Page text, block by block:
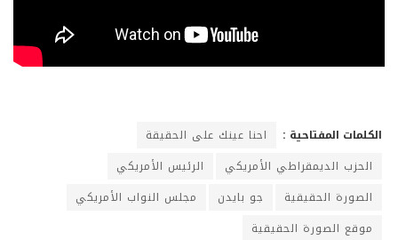
الكلمات المفتاحية :
احنا عينك على الحقيقة
الحزب الديمقراطي الأمريكي
الرئيس الأمريكي
الصورة الحقيقية
جو بايدن
مجلس النواب الأمريكي
موقع الصورة الحقيقية